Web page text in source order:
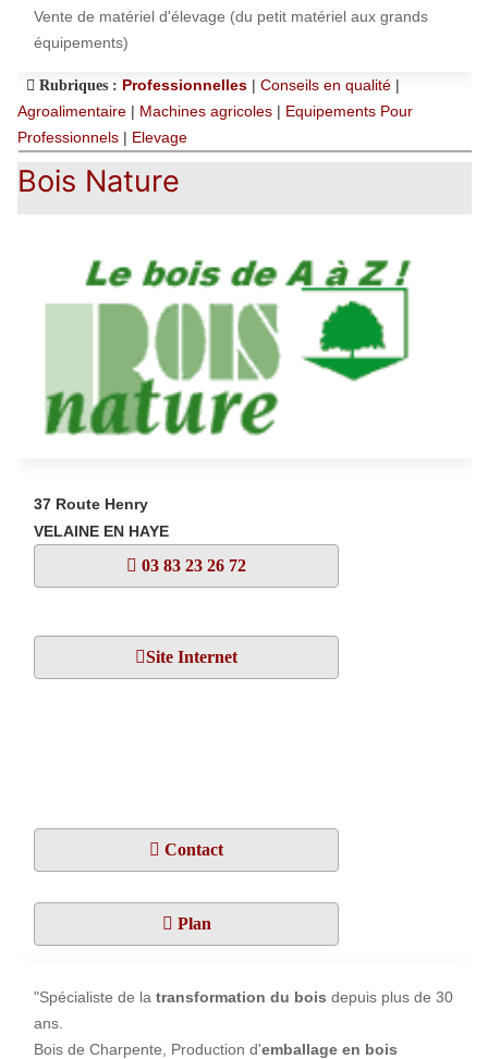
Vente de matériel d'élevage (du petit matériel aux grands
équipements)
Rubriques : Professionnelles | Conseils en qualité |
Agroalimentaire | Machines agricoles | Equipements Pour
Professionnels | Elevage
Bois Nature
37 Route Henry
VELAINE EN HAYE
03 83 23 26 72
Site Internet
Contact
Plan
"Spécialiste de la transformation du bois depuis plus de 30
ans.
Bois de Charpente, Production d'emballage en bois